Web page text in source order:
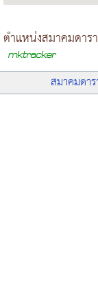
ตำแหน่งสมาคมดาร
สมาคมดา